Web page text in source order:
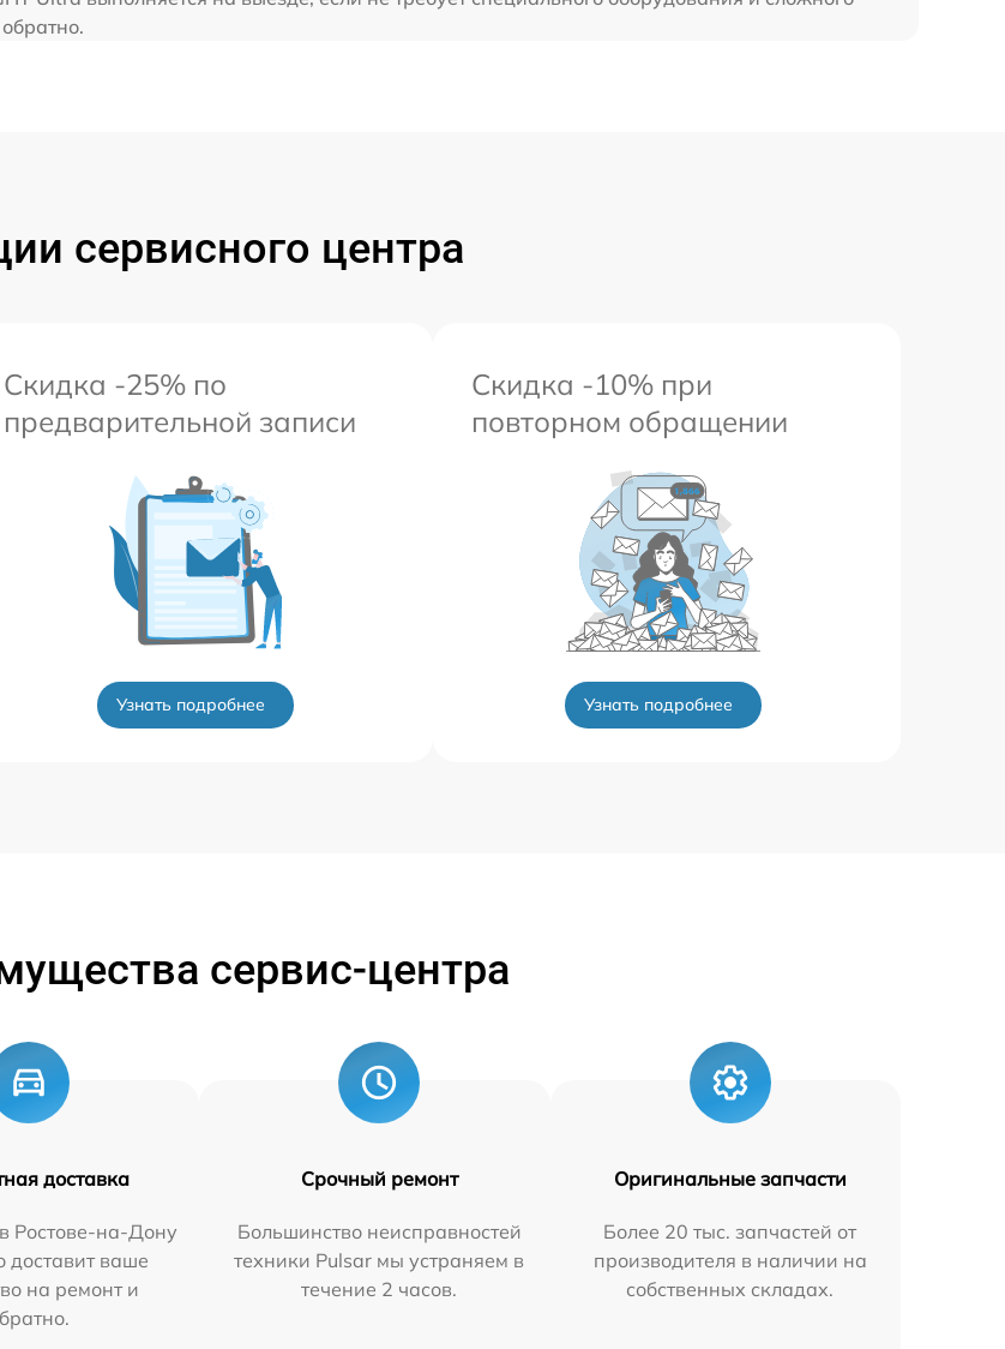
сервисного центра
Скидка -25% по
предварительной записи
Узнать подробнее
Скидка -10% при
повторном обращении
Узнать подробнее
сервис-центра
доставка
Ростове-на-Дону
доставит ваше
на ремонт и
Срочный ремонт
Большинство неисправностей
техники Pulsar мы устраняем в
течение 2 часов.
Оригинальные запчасти
Более 20 тыс. запчастей от
производителя в наличии на
собственных складах.